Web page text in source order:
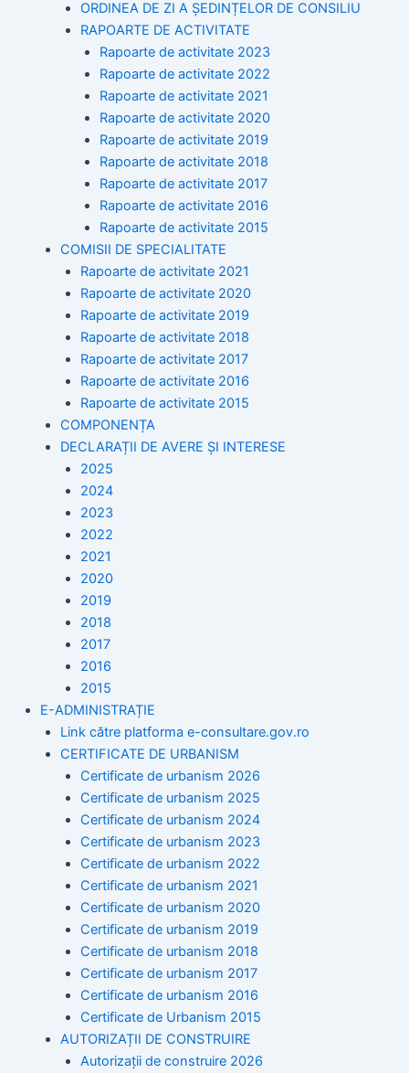
ORDINEA DE ZI A ȘEDINȚELOR DE CONSILIU
RAPOARTE DE ACTIVITATE
Rapoarte de activitate 2023
Rapoarte de activitate 2022
Rapoarte de activitate 2021
Rapoarte de activitate 2020
Rapoarte de activitate 2019
Rapoarte de activitate 2018
Rapoarte de activitate 2017
Rapoarte de activitate 2016
Rapoarte de activitate 2015
COMISII DE SPECIALITATE
Rapoarte de activitate 2021
Rapoarte de activitate 2020
Rapoarte de activitate 2019
Rapoarte de activitate 2018
Rapoarte de activitate 2017
Rapoarte de activitate 2016
Rapoarte de activitate 2015
COMPONENȚA
DECLARAȚII DE AVERE ȘI INTERESE
2025
2024
2023
2022
2021
2020
2019
2018
2017
2016
2015
E-ADMINISTRAȚIE
Link către platforma e-consultare.gov.ro
CERTIFICATE DE URBANISM
Certificate de urbanism 2026
Certificate de urbanism 2025
Certificate de urbanism 2024
Certificate de urbanism 2023
Certificate de urbanism 2022
Certificate de urbanism 2021
Certificate de urbanism 2020
Certificate de urbanism 2019
Certificate de urbanism 2018
Certificate de urbanism 2017
Certificate de urbanism 2016
Certificate de Urbanism 2015
AUTORIZAȚII DE CONSTRUIRE
Autorizații de construire 2026